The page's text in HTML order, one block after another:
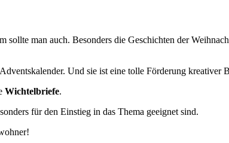
man auch. Besonders die Geschichten der
Und sie ist eine tolle Förderung kreativer
Wichtelbriefe.
für den Einstieg in das Thema geeignet sind.